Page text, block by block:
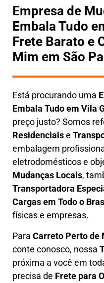
Empresa de
Embala Tudo
Frete Barato e
Mim em São
Está procurando uma
Embala Tudo em Vila
preço justo? Somos
Residenciaise
embalagem
eletrodomésticos e
Mudanças Locais,
Transportadora
Cargas em Todo o
físicas e empresas.
Para Carreto Perto de
conte conosco, nossa
próxima a você em
precisa de Frete para